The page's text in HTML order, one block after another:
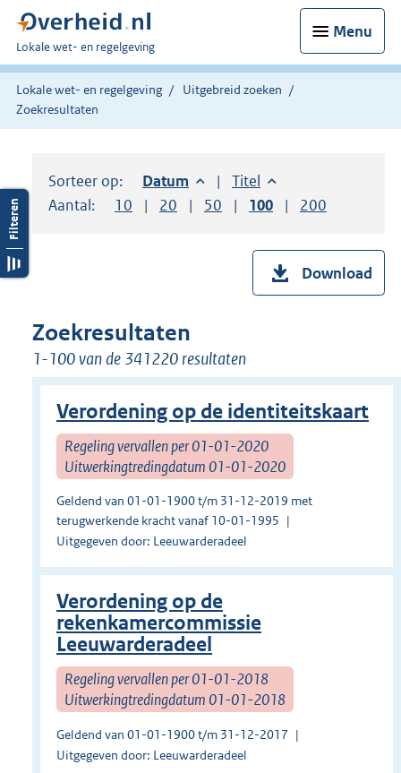
Menu
U
bent
hier:
Lokale wet- en regelgeving
Lokale wet- en regelgeving
Uitgebreid zoeken
Zoekresultaten
Sorteer op: Sorteer op:
Datum aflopendSorteer op:
Titel oplopend
Aantal:
Toon
10 resultaten per pagina
Toon
20 resultaten per pagina
Toon
50 resultaten per pagina
Toon
100 resultaten per
Toon
200
Download
Zoekresultaten
1-100 van de 341220 resultaten
Verordening op de identiteitskaart
Regeling vervallen per 01-01-2020
Uitwerkingtredingdatum 01-01-2020
Geldend van 01-01-1900 t/m 31-12-2019 met
terugwerkende kracht vanaf 10-01-1995
Uitgegeven door: Leeuwarderadeel
Verordening op de
rekenkamercommissie
Leeuwarderadeel
Regeling vervallen per 01-01-2018
Uitwerkingtredingdatum 01-01-2018
Geldend van 01-01-1900 t/m 31-12-2017
Uitgegeven door: Leeuwarderadeel